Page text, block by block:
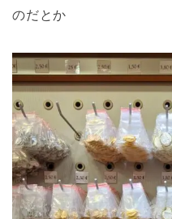
のだとか